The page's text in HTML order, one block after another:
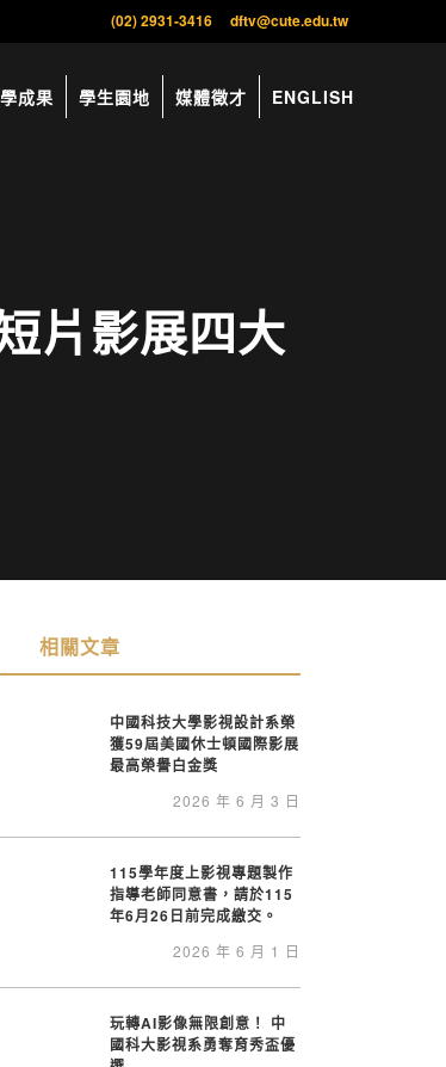
(02) 2931-3416 dftv@cute.edu.tw
成果 學生園地 媒體徵才 ENGLISH
片影展四大
相關文章
中國科技大學影視設計系榮
獲59屆美國休士頓國際影展
最高榮譽白金獎
2026 年 6 月 3 日
115學年度上影視專題製作
指導老師同意書，請於115
年6月26日前完成繳交。
2026 年 6 月 1 日
玩轉AI影像無限創意！ 中
國科大影視系勇奪育秀盃優